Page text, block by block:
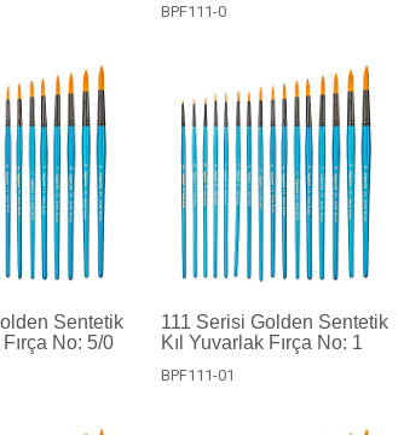
BPF111-0
Sentetik
No: 5/0
111 Serisi Golden Sentetik
Kıl Yuvarlak Fırça No: 1
BPF111-01